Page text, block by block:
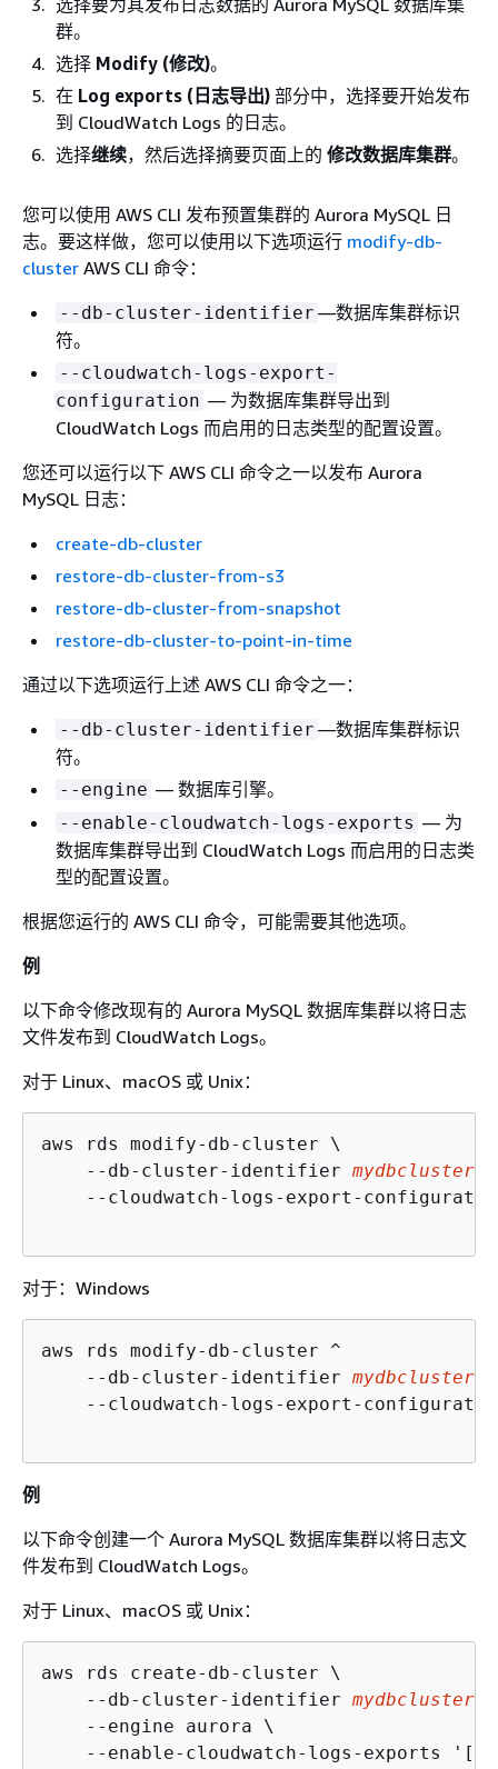
选择要为其发布日志数据的 Aurora MySQL 数据库集
群。
选择 Modify (修改)。
在 Log exports (日志导出) 部分中，选择要开始发布
到 CloudWatch Logs 的日志。
选择继续，然后选择摘要页面上的 修改数据库集群。
您可以使用 AWS CLI 发布预置集群的 Aurora MySQL 日
志。要这样做，您可以使用以下选项运行 modify-db-
cluster AWS CLI 命令：
--db-cluster-identifier —数据库集群标识
符。
--cloudwatch-logs-export-
configuration — 为数据库集群导出到
CloudWatch Logs 而启用的日志类型的配置设置。
您还可以运行以下 AWS CLI 命令之一以发布 Aurora
MySQL 日志：
create-db-cluster
restore-db-cluster-from-s3
restore-db-cluster-from-snapshot
restore-db-cluster-to-point-in-time
通过以下选项运行上述 AWS CLI 命令之一：
--db-cluster-identifier —数据库集群标识
符。
--engine — 数据库引擎。
--enable-cloudwatch-logs-exports — 为
数据库集群导出到 CloudWatch Logs 而启用的日志类
型的配置设置。
根据您运行的 AWS CLI 命令，可能需要其他选项。
例
以下命令修改现有的 Aurora MySQL 数据库集群以将日志
文件发布到 CloudWatch Logs。
对于 Linux、macOS 或 Unix：
aws rds modify-db-cluster \
    --db-cluster-identifier
mydbcluster
--cloudwatch-logs-export-
对于：Windows
aws rds modify-db-cluster ^
    --db-cluster-identifier
mydbcluster
--cloudwatch-logs-export-
例
以下命令创建一个 Aurora MySQL 数据库集群以将日志文
件发布到 CloudWatch Logs。
对于 Linux、macOS 或 Unix：
aws rds create-db-cluster \
    --db-cluster-identifier
mydbcluster
    --engine aurora \
--enable-cloudwatch-logs-exports